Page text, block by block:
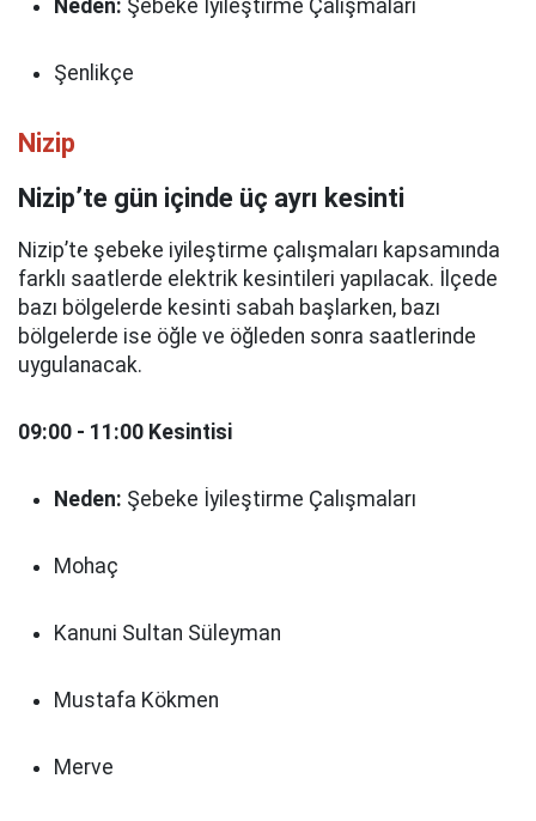
Neden: Şebeke İyileştirme Çalışmaları
Şenlikçe
Nizip
Nizip’te gün içinde üç ayrı kesinti
Nizip’te şebeke iyileştirme çalışmaları kapsamında
farklı saatlerde elektrik kesintileri yapılacak. İlçede
bazı bölgelerde kesinti sabah başlarken, bazı
bölgelerde ise öğle ve öğleden sonra saatlerinde
uygulanacak.
09:00 - 11:00 Kesintisi
Neden: Şebeke İyileştirme Çalışmaları
Mohaç
Kanuni Sultan Süleyman
Mustafa Kökmen
Merve